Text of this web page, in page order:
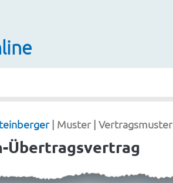
| Muster | Vertragsmuster
Übertragsvertrag